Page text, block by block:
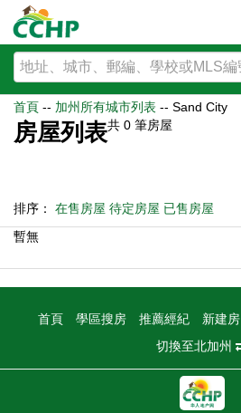
首頁 -- 加州所有城市列表 -- Sand City
房屋列表共 0 筆房屋
排序： 在售房屋 待定房屋 已售房屋
暫無
首頁 學區搜房 推薦經紀 新建房
切換至北加州